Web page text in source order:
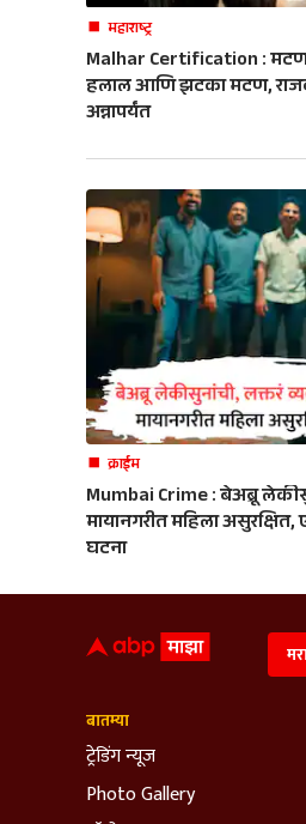
महाराष्ट्र
Malhar Certification :
हलाल आणि झटका मटण,
अन्नापर्यंत
क्राईम
Mumbai Crime : बेअब्रू
मायानगरीत महिला असुरक्षित,
घटना
बातम्या
ट्रेडिंग न्यूज
Photo Gallery